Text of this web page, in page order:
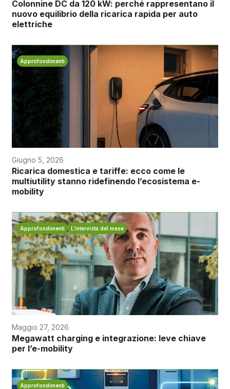
Colonnine DC da 120 kW: perché rappresentano il
nuovo equilibrio della ricarica rapida per auto
elettriche
Approfondimenti
Giugno 5, 2026
Ricarica domestica e tariffe: ecco come le
multiutility stanno ridefinendo l’ecosistema e-
mobility
Approfondimenti L’intervista del mese
Maggio 27, 2026
Megawatt charging e integrazione: leve chiave
per l’e-mobility
Approfondimenti